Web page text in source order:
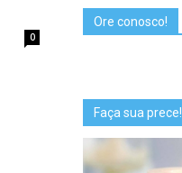
0
Ore conosco!
Faça sua prece!